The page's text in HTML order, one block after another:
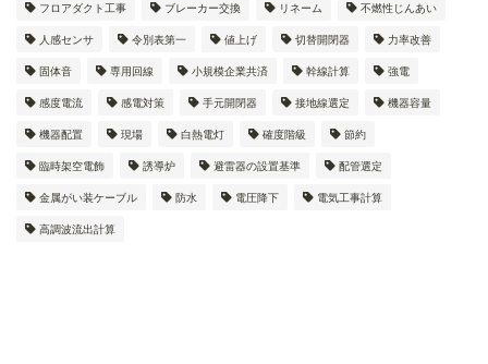
フロアダクト工事 ブレーカー交換 リネーム 不燃性じんあい
人感センサ 令別表第一 値上げ 切替開閉器 力率改善
固体音 専用回線 小規模企業共済 幹線計算 強電
感度電流 感電対策 手元開閉器 接地線選定 機器容量
機器配置 現場 白熱電灯 確度階級 節約
臨時架空電飾 誘導炉 避雷器の設置基準 配管選定
金属がい装ケーブル 防水 電圧降下 電気工事計算
高調波流出計算